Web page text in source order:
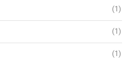
(1)
(1)
(1)